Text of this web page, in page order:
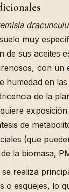
muy
de sus aceites
con un
humedad en
de la
de
(que
la biomasa,
realiza
o esquejes, lo